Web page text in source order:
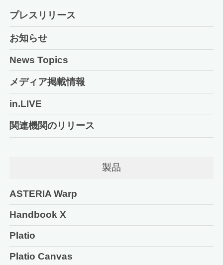
プレスリリース
お知らせ
News Topics
メディア掲載情報
in.LIVE
関連機関のリリース
製品
ASTERIA Warp
Handbook X
Platio
Platio Canvas